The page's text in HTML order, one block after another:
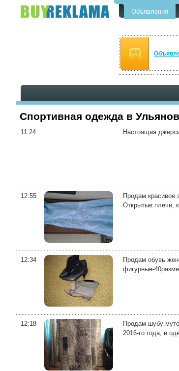
Объявления
Спортивная одежда в
11:24 Настоящая
12:55
Продам красивое
Открытые плечи,
12:34
Продам обувь
фигурные-
12:18
Продам шубу
2016-го года, и